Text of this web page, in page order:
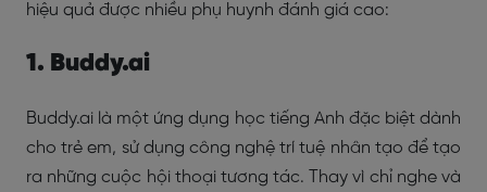
hiệu quả được nhiều phụ huynh đánh giá cao:
1. Buddy.ai
Buddy.ai là một ứng dụng học tiếng Anh đặc biệt dành
cho trẻ em, sử dụng công nghệ trí tuệ nhân tạo để tạo
ra những cuộc hội thoại tương tác. Thay vì chỉ nghe và